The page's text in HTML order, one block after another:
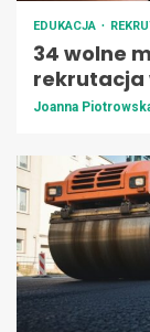
EDUKACJA
34 wolne
rekrutacja
Joanna